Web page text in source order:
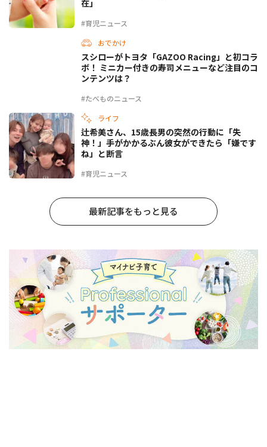
#育児ニュース
在」
おでかけ
#たべものニュース
スシローがトヨタ「GAZOO Racing」と初コラ
ボ！ ミニカー付きの寿司メニューなど注目のコ
ンテンツは？
ライフ
#育児ニュース
辻希美さん、15歳長男の突然の行動に「失
神！」手がかかるぶん彼女ができたら「嫌です
ね」と断言
最新記事をもっと見る